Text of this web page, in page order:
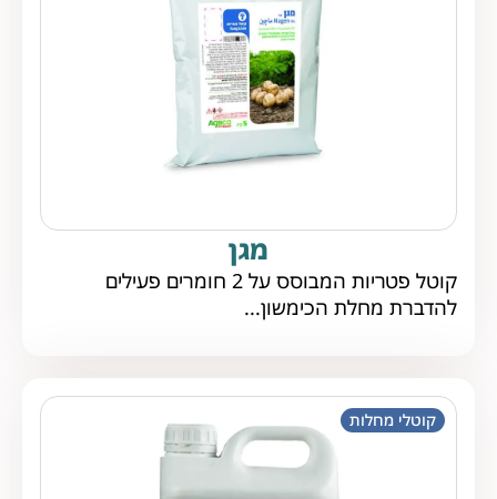
מגן
קוטל פטריות המבוסס על 2 חומרים פעילים
להדברת מחלת הכימשון...
קוטלי מחלות